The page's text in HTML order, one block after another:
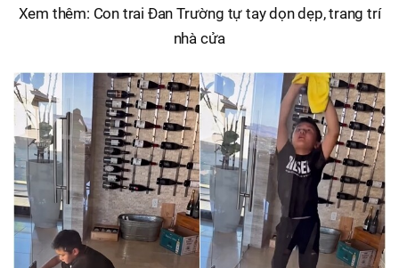
Xem thêm: Con trai Đan Trường tự tay dọn dẹp, trang trí
nhà cửa